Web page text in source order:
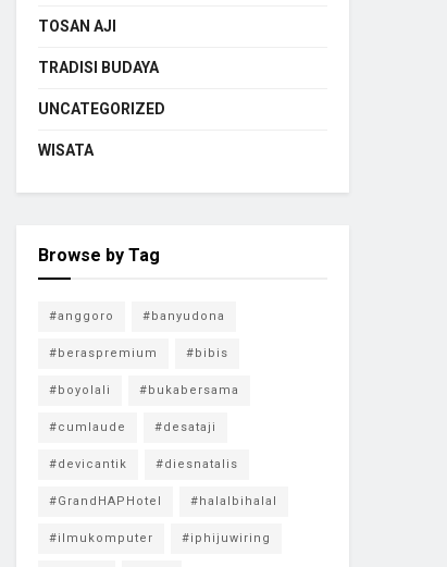
TOSAN AJI
TRADISI BUDAYA
UNCATEGORIZED
WISATA
Browse by Tag
#anggoro #banyudona
#beraspremium #bibis
#boyolali #bukabersama
#cumlaude #desataji
#devicantik #diesnatalis
#GrandHAPHotel #halalbihalal
#ilmukomputer #iphijuwiring